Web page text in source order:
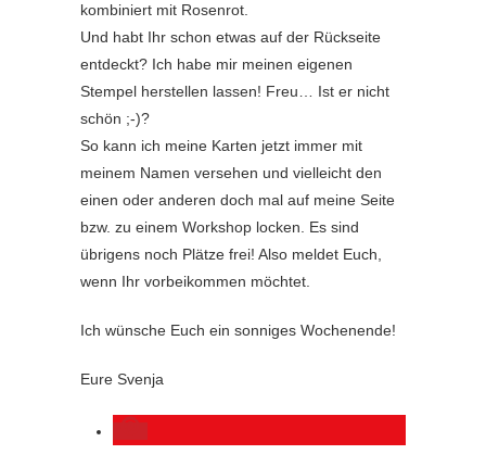
kombiniert mit Rosenrot.
Und habt Ihr schon etwas auf der Rückseite
entdeckt? Ich habe mir meinen eigenen
Stempel herstellen lassen! Freu… Ist er nicht
schön ;-)?
So kann ich meine Karten jetzt immer mit
meinem Namen versehen und vielleicht den
einen oder anderen doch mal auf meine Seite
bzw. zu einem Workshop locken. Es sind
übrigens noch Plätze frei! Also meldet Euch,
wenn Ihr vorbeikommen möchtet.
Ich wünsche Euch ein sonniges Wochenende!
Eure Svenja